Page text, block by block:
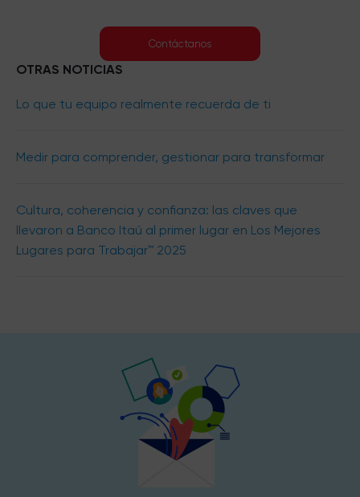
Contáctanos
OTRAS NOTICIAS
Lo que tu equipo realmente recuerda de ti
Medir para comprender, gestionar para transformar
Cultura, coherencia y confianza: las claves que
llevaron a Banco Itaú al primer lugar en Los Mejores
Lugares para Trabajar™ 2025